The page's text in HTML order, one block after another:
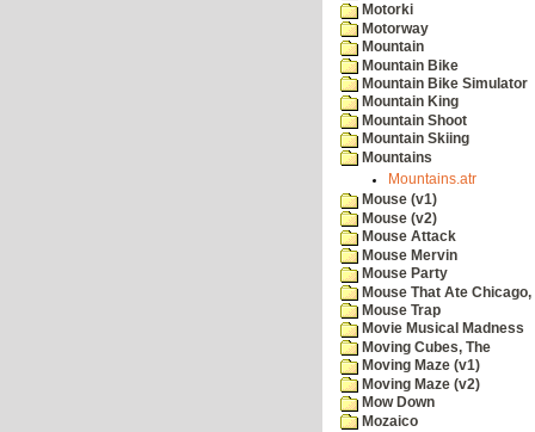
Motorki
Motorway
Mountain
Mountain Bike
Mountain Bike Simulator
Mountain King
Mountain Shoot
Mountain Skiing
Mountains
Mountains.atr
Mouse (v1)
Mouse (v2)
Mouse Attack
Mouse Mervin
Mouse Party
Mouse That Ate Chicago,
Mouse Trap
Movie Musical Madness
Moving Cubes, The
Moving Maze (v1)
Moving Maze (v2)
Mow Down
Mozaico